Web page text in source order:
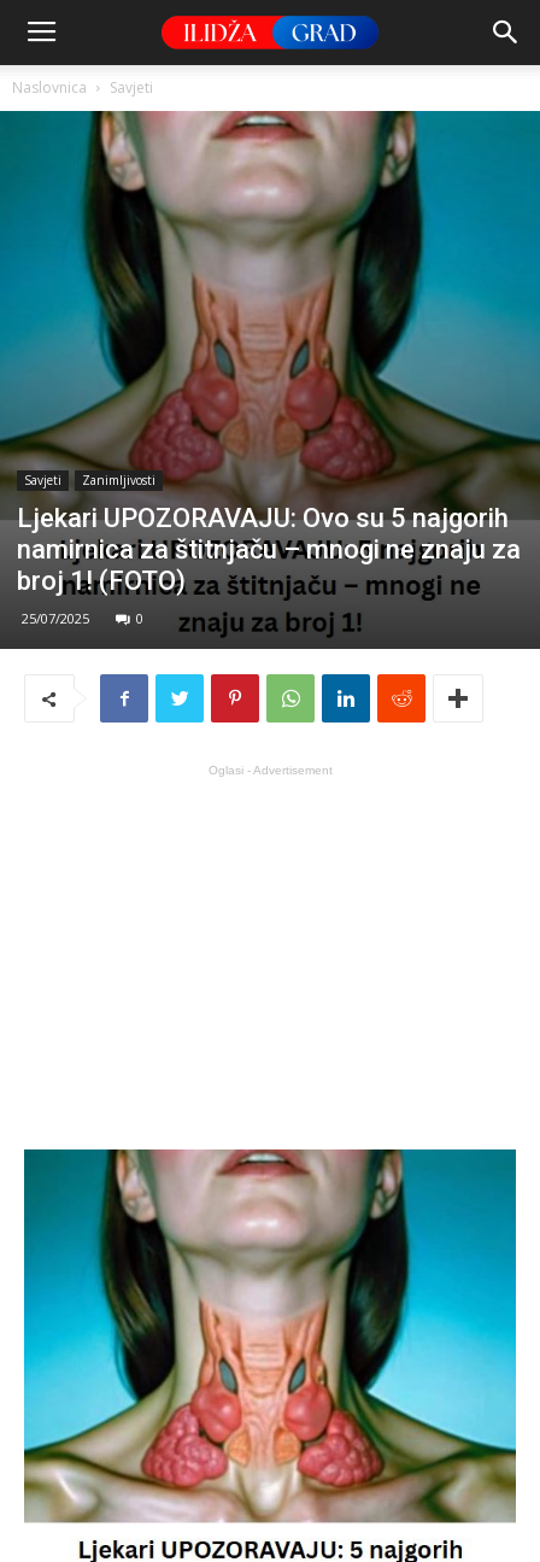
Naslovnica Savjeti
Savjeti Zanimljivosti
Ljekari UPOZORAVAJU: Ovo su 5 najgorih
namirnica za štitnjaču – mnogi ne znaju za
broj 1! (FOTO)
25/07/2025 0
Oglasi - Advertisement